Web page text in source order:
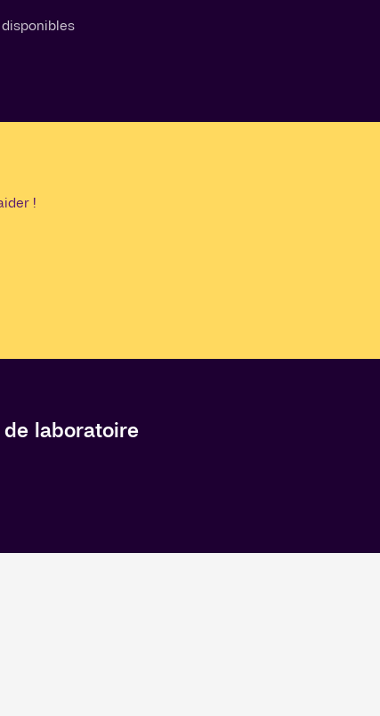
!
laboratoire